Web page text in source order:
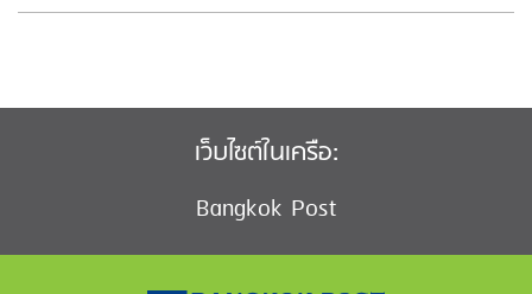
เว็บไซต์ในเครือ:
Bangkok Post